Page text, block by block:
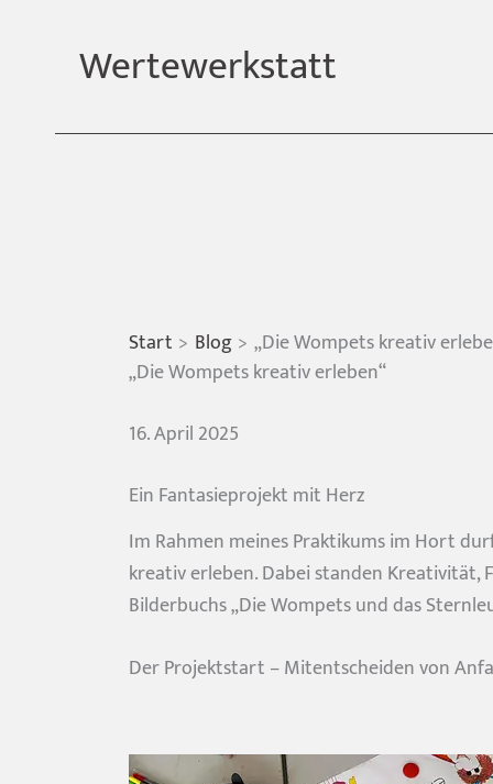
Wertewerkstatt
Start Blog
„Die Wompets kreativ
„Die Wompets kreativ erleben“
16. April 2025
Ein Fantasieprojekt mit Herz
Im Rahmen meines Praktikums im Hort
kreativ erleben. Dabei standen
Bilderbuchs „Die Wompets und das
Der Projektstart – Mitentscheiden von